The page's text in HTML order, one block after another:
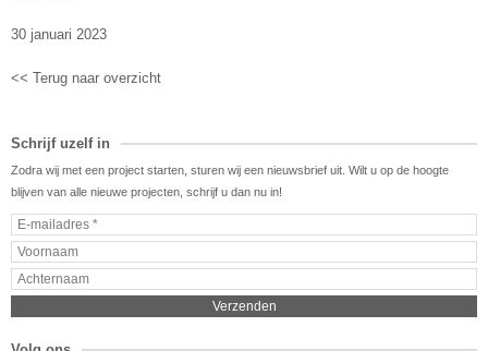
30 januari 2023
<< Terug naar overzicht
Schrijf uzelf in
Zodra wij met een project starten, sturen wij een nieuwsbrief uit. Wilt u op de hoogte
blijven van alle nieuwe projecten, schrijf u dan nu in!